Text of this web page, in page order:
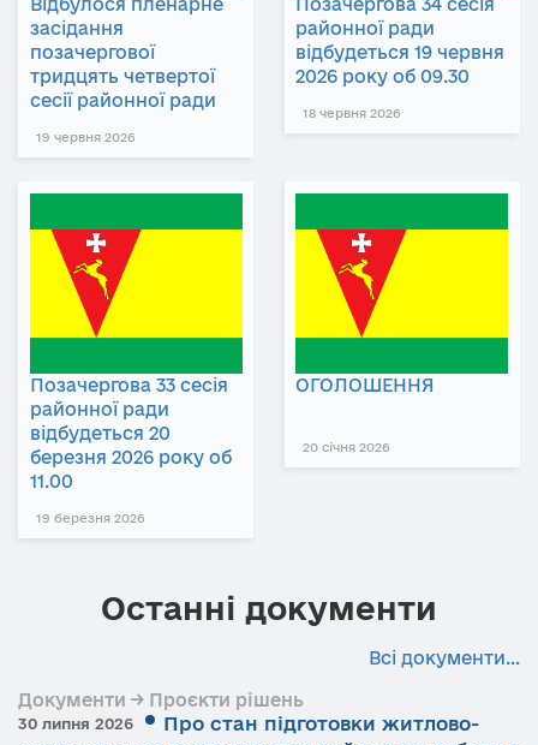
засідання
позачергової
тридцять четвертої
сесії районної ради
19 червня 2026
районної ради
відбудеться 19 червня
2026 року об 09.30
18 червня 2026
Позачергова 33 сесія
районної ради
відбудеться 20
березня 2026 року об
11.00
19 березня 2026
ОГОЛОШЕННЯ
20 січня 2026
Останні документи
Всі документи...
Документи → Проєкти рішень
30 липня 2026
Про стан підготовки житлово-